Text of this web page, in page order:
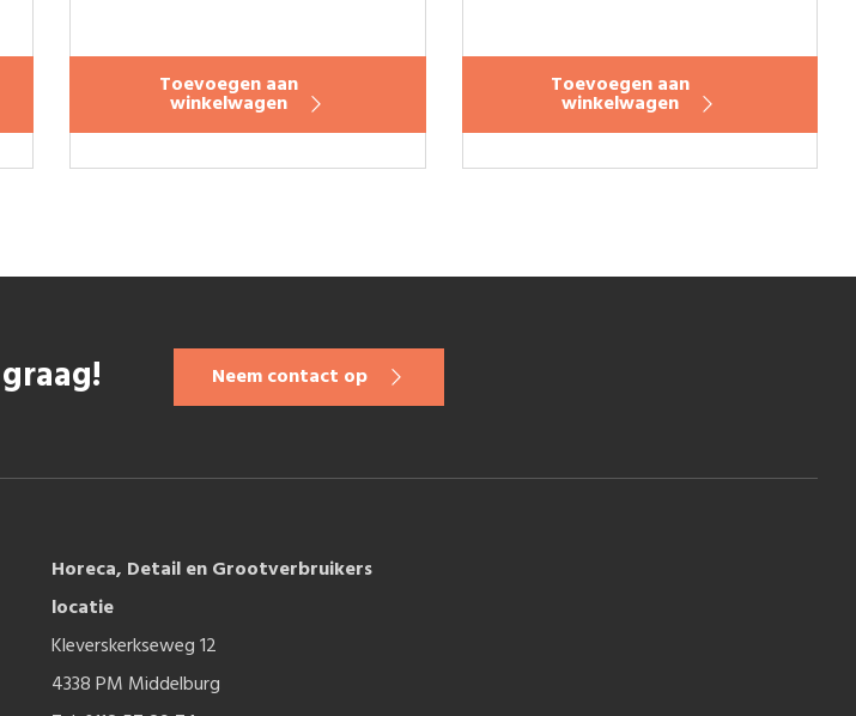
Toevoegen aan
winkelwagen
Toevoegen aan
winkelwagen
Neem contact op
Horeca, Detail en Grootverbruikers
locatie
Kleverskerkseweg 12
4338 PM Middelburg